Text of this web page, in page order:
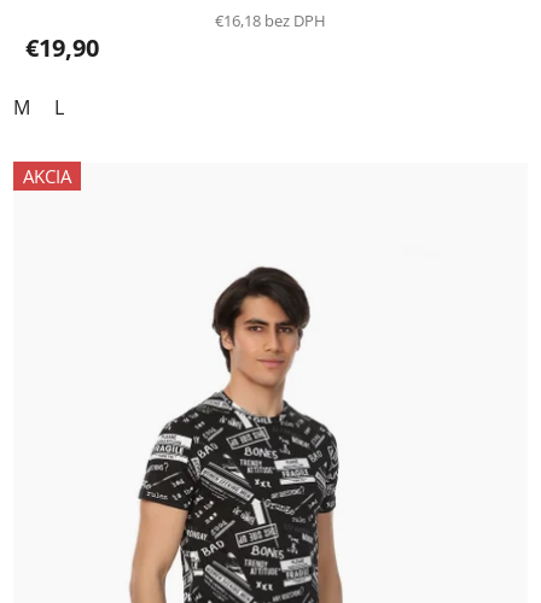
€16,18 bez DPH
€19,90
M L
AKCIA